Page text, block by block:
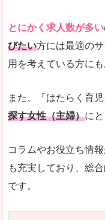
とにかく求人数が多い
びたい方には最適のサ
用を考えている方にも
また、「はたらく育
探す女性（主婦）に
コラムやお役立ち情
も充実しており、総
です。